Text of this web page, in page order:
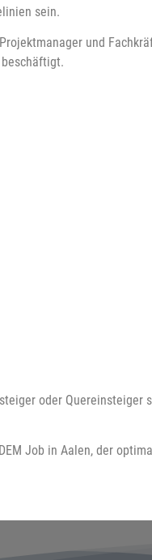
sein.
und
oder Quereinsteiger
Job in Aalen, der